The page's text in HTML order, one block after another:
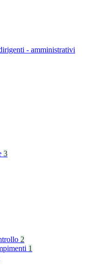
- amministrativi
3
2
1